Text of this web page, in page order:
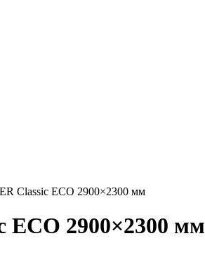
Classic ECO 2900×2300 мм
ECO 2900×2300 мм